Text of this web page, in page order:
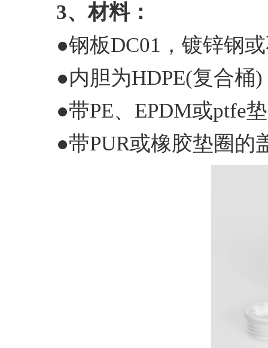
3、材料：
●钢板DC01，镀锌钢
●内胆为HDPE(复合桶)
●带PE、EPDM或ptfe
●带PUR或橡胶垫圈的